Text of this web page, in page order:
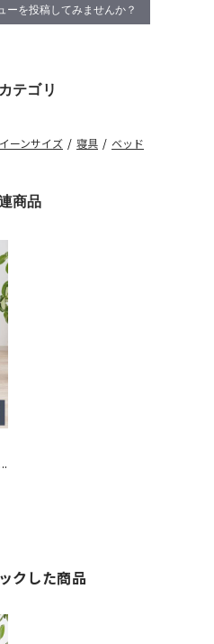
ーを投稿してみませんか？
テゴリ
ーンサイズ / 寝具 / ベッド
商品
クした商品